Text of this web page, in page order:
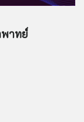
าทย์